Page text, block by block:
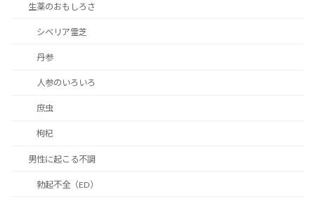
生薬のおもしろさ
シベリア霊芝
丹参
人参のいろいろ
庶虫
枸杞
男性に起こる不調
勃起不全（ED）